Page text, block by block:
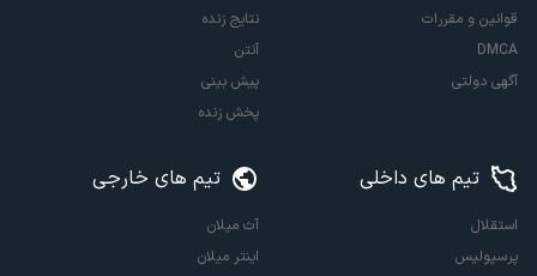
قوانین و مقررات
DMCA
آگهی دولتی
نتایج زنده
آنتن
پیش بینی
پخش زنده
تیم های داخلی
استقلال
پرسپولیس
تیم های خارجی
آث میلان
اینتر میلان